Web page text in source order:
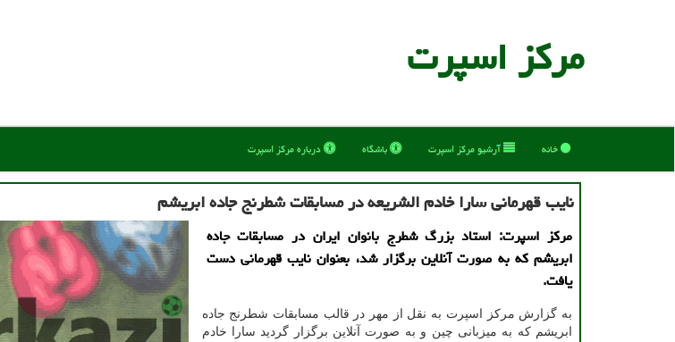
مركز اسپرت
خانه آرشیو مركز اسپرت باشگاه درباره مركز اسپرت
نایب قهرمانی سارا خادم الشریعه در مسابقات شطرنج جاده ابریشم
مرکز اسپرت: استاد بزرگ شطرج بانوان ایران در مسابقات جاده
ابریشم که به صورت آنلاین برگزار شد، بعنوان نایب قهرمانی دست
یافت.
به گزارش مرکز اسپرت به نقل از مهر در قالب مسابقات شطرنج جاده
ابریشم که به میزبانی چین و به صورت آنلاین برگزار گردید سارا خادم